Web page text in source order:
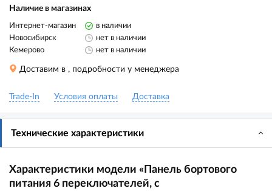
Наличие в магазинах
Интернет-магазин
в наличии
Новосибирск
нет в наличии
Кемерово
нет в наличии
Доставим в , подробности у менеджера
Trade-In Условия оплаты Доставка
Технические характеристики
Характеристики модели «Панель бортового
питания 6 переключателей, с